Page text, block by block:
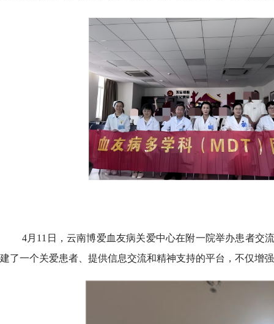
4月11日，云南博爱血友病关爱中心在附一院举办患者交
建了一个关爱患者、提供信息交流和精神支持的平台，不仅增